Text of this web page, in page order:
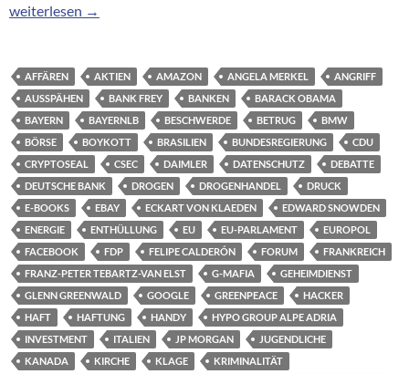
Abzocknews zum 24.10.2013
weiterlesen →
AFFÄREN AKTIEN AMAZON ANGELA MERKEL
ANGRIFF
AUSSPÄHEN
BANK FREY BANKEN
BARACK OBAMA
BAYERN
BAYERNLB BESCHWERDE BETRUG
BMW
BÖRSE
BOYKOTT BRASILIEN BUNDESREGIERUNG
CDU
CRYPTOSEAL
CSEC DAIMLER DATENSCHUTZ
DEBATTE
DEUTSCHE BANK
DROGEN DROGENHANDEL
DRUCK
E-BOOKS
EBAY ECKART VON KLAEDEN
EDWARD SNOWDEN
ENERGIE
ENTHÜLLUNG EU EU-PARLAMENT
EUROPOL
FACEBOOK
FDP FELIPE CALDERÓN FORUM
FRANKREICH
FRANZ-PETER TEBARTZ-VAN ELST
G-MAFIA
GEHEIMDIENST
GLENN GREENWALD
GOOGLE GREENPEACE
HACKER
HAFT
HAFTUNG HANDY
HYPO GROUP ALPE ADRIA
INVESTMENT
ITALIEN JP MORGAN
JUGENDLICHE
KANADA
KIRCHE KLAGE
KRIMINALITÄT